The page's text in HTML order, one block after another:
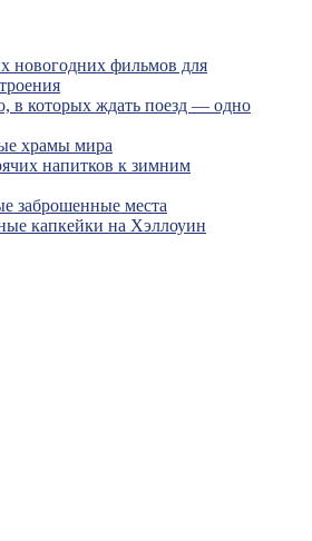
новогодних фильмов для
в которых ждать поезд — одно
храмы мира
напитков к зимним
заброшенные места
капкейки на Хэллоуин